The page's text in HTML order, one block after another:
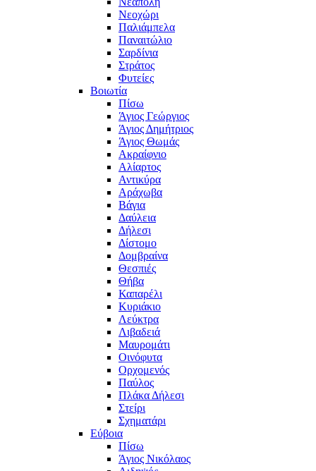
Νεοχώρι
Παλιάμπελα
Παναιτώλιο
Σαρδίνια
Στράτος
Φυτείες
Βοιωτία
Πίσω
Άγιος Γεώργιος
Άγιος Δημήτριος
Άγιος Θωμάς
Ακραίφνιο
Αλίαρτος
Αντικύρα
Αράχωβα
Βάγια
Δαύλεια
Δήλεσι
Δίστομο
Δομβραίνα
Θεσπιές
Θήβα
Καπαρέλι
Κυριάκιο
Λεύκτρα
Λιβαδειά
Μαυρομάτι
Οινόφυτα
Ορχομενός
Παύλος
Πλάκα Δήλεσι
Στείρι
Σχηματάρι
Εύβοια
Πίσω
Άγιος Νικόλαος